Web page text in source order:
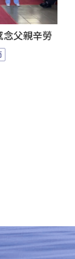
念父親辛勞